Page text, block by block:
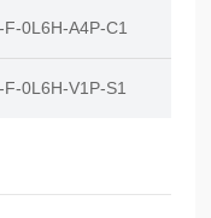
0L6H-A4P-C1
0L6H-V1P-S1